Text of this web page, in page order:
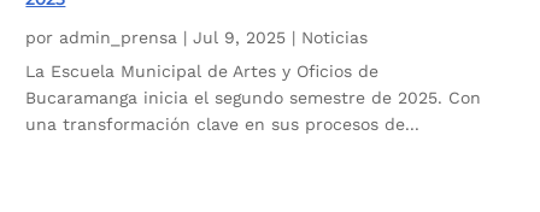
por admin_prensa |Jul 9, 2025 | Noticias
La Escuela Municipal de Artes y Oficios de
Bucaramanga inicia el segundo semestre de 2025. Con
una transformación clave en sus procesos de...